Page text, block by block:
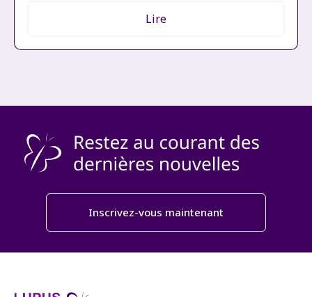
Lire
Inscrivez-vous maintenant